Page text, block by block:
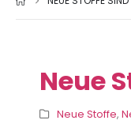
Neue
Neue Stoffe,